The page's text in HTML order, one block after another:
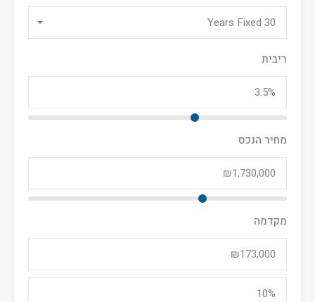
30 Years Fixed
ריבית
מחיר הנכס
מקדמה